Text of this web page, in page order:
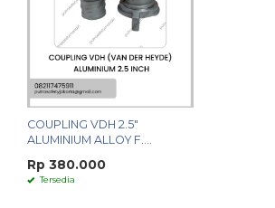
COUPLING VDH 2.5"
ALUMINIUM ALLOY F....
Rp 380.000
Tersedia